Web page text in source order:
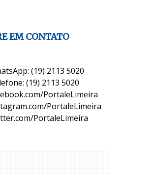
EM CONTATO
(19) 2113 5020
(19) 2113 5020
PortaleLimeira
PortaleLimeira
PortaleLimeira